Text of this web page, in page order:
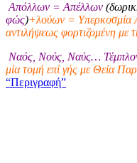
Απόλλων = Απέλλων
φώς)+λούων = Υπερκοσμία
αντιλήψεως φορτιζομένη με
Ναός, Νούς, Ναύς…
μία τομή επί γής με Θεία
“Περιγραφή”